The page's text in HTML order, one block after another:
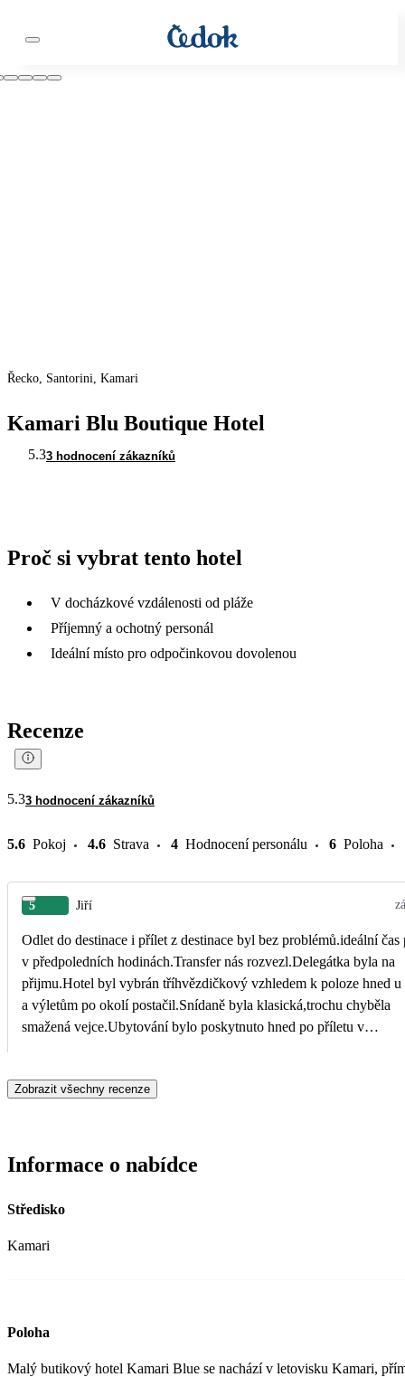
Řecko, Santorini, Kamari
Kamari Blu Boutique Hotel
5.33 hodnocení zákazníků
Proč si vybrat tento hotel
V docházkové vzdálenosti od pláže
Příjemný a ochotný personál
Ideální místo pro odpočinkovou dovolenou
Recenze
5.33 hodnocení zákazníků
5.6 Pokoj 4.6 Strava 4 Hodnocení personálu 6 Poloha
5 Jiří
Odlet do destinace i přílet z destinace byl bez problémů.ideální čas
v předpoledních hodinách.Transfer nás rozvezl.Delegátka byla na
přijmu.Hotel byl vybrán tříhvězdičkový vzhledem k poloze hned u
a výletům po okolí postačil.Snídaně byla klasická,trochu chyběla
smažená vejce.Ubytování bylo poskytnuto hned po příletu v
Zobrazit všechny recenze
Informace o nabídce
Středisko
Kamari
Poloha
Malý butikový hotel Kamari Blue se nachází v letovisku Kamari,